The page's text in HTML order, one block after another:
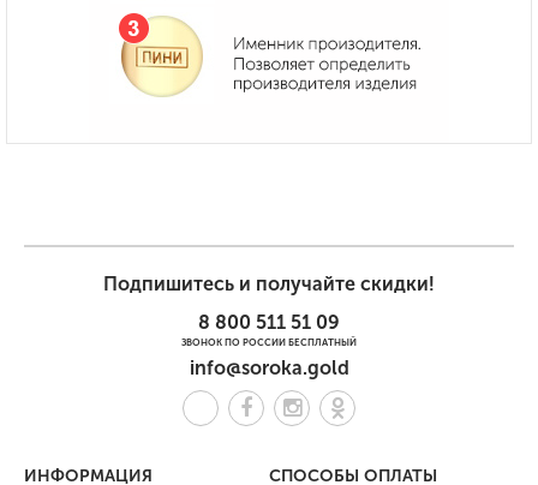
Подпишитесь и получайте скидки!
8 800 511 51 09
ЗВОНОК ПО РОССИИ БЕСПЛАТНЫЙ
info@soroka.gold
ИНФОРМАЦИЯ СПОСОБЫ ОПЛАТЫ